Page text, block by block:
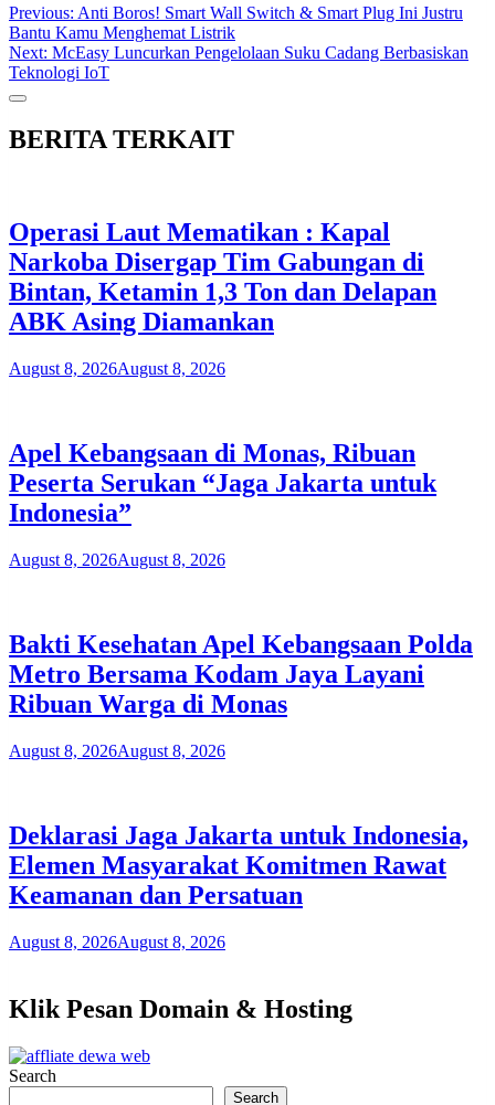
Post
navigation
Previous: Anti Boros! Smart Wall Switch & Smart Plug Ini Justru
Bantu Kamu Menghemat Listrik
Next: McEasy Luncurkan Pengelolaan Suku Cadang Berbasiskan
Teknologi IoT
BERITA TERKAIT
Operasi Laut Mematikan : Kapal
Narkoba Disergap Tim Gabungan di
Bintan, Ketamin 1,3 Ton dan Delapan
ABK Asing Diamankan
August 8, 2026August 8, 2026
Apel Kebangsaan di Monas, Ribuan
Peserta Serukan “Jaga Jakarta untuk
Indonesia”
August 8, 2026August 8, 2026
Bakti Kesehatan Apel Kebangsaan Polda
Metro Bersama Kodam Jaya Layani
Ribuan Warga di Monas
August 8, 2026August 8, 2026
Deklarasi Jaga Jakarta untuk Indonesia,
Elemen Masyarakat Komitmen Rawat
Keamanan dan Persatuan
August 8, 2026August 8, 2026
Klik Pesan Domain & Hosting
Search
Search